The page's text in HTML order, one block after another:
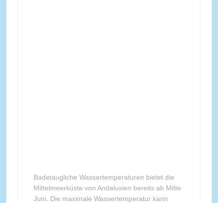
Badetaugliche Wassertemperaturen bietet die
Mittelmeerküste von Andalusien bereits ab Mitte
Juni. Die maximale Wassertemperatur kann